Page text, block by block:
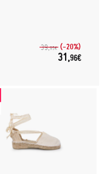
39,95€ (-20%)
31,96€